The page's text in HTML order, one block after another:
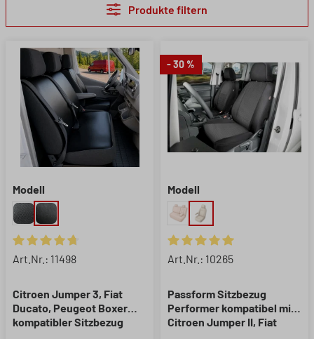
Produkte filtern
Modell
Durchschnittliche Bewertung von 4.67 von 5 Sternen
Art.Nr.: 11498
Citroen Jumper 3, Fiat
Ducato, Peugeot Boxer
kompatibler Sitzbezug
- 30 %
Modell
Durchschnittliche Bewertung
Art.Nr.: 10265
Passform Sitzbezug
Performer kompatibel mit
Citroen Jumper II, Fiat